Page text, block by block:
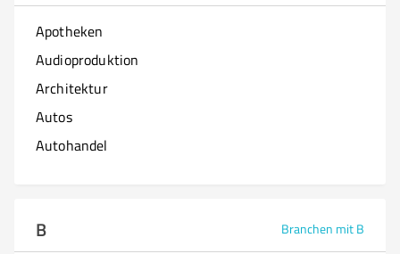
Apotheken
Audioproduktion
Architektur
Autos
Autohandel
B Branchen mit B